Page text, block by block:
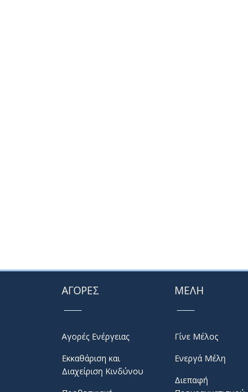
ΑΓΟΡΕΣ
Αγορές Ενέργειας
Εκκαθάριση και
Διαχείριση Κινδύνου
ΜΕΛΗ
Γίνε Μέλος
Ενεργά Μέλη
Διεπαφή